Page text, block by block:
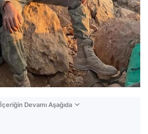
İçeriğin Devamı Aşağıda